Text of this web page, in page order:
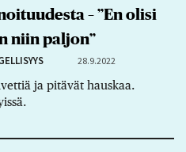
– ”En olisi
niin paljon”
28.9.2022
ja pitävät hauskaa.